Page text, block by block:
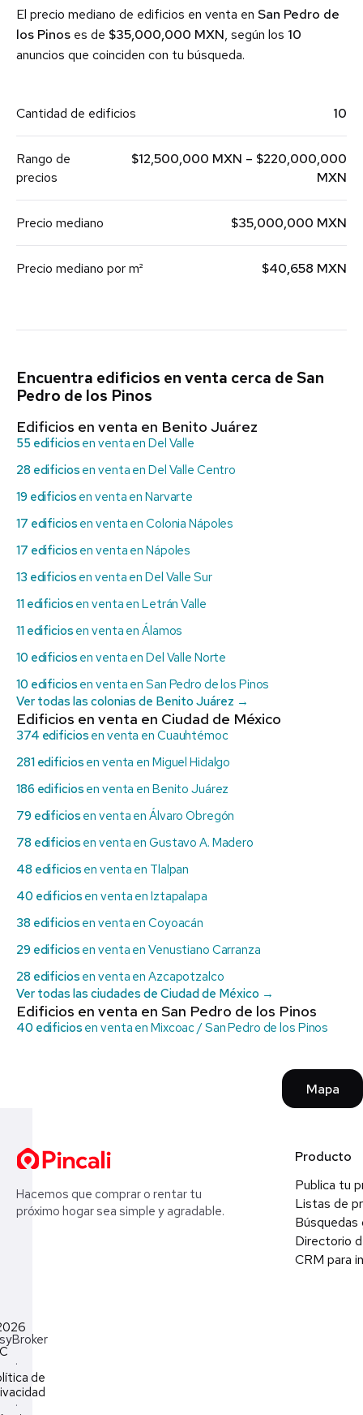
El precio mediano de edificios en venta en San Pedro de
los Pinos es de $35,000,000 MXN, según los 10
anuncios que coinciden con tu búsqueda.
Cantidad de edificios 10
Rango de
precios
$12,500,000 MXN – $220,000,000
MXN
Precio mediano $35,000,000 MXN
Precio mediano por m² $40,658 MXN
Encuentra edificios en venta cerca de San
Pedro de los Pinos
Edificios en venta en Benito Juárez
55 edificios en venta en Del Valle
28 edificios en venta en Del Valle Centro
19 edificios en venta en Narvarte
17 edificios en venta en Colonia Nápoles
17 edificios en venta en Nápoles
13 edificios en venta en Del Valle Sur
11 edificios en venta en Letrán Valle
11 edificios en venta en Álamos
10 edificios en venta en Del Valle Norte
10 edificios en venta en San Pedro de los Pinos
Ver todas las colonias de Benito Juárez →
Edificios en venta en Ciudad de México
374 edificios en venta en Cuauhtémoc
281 edificios en venta en Miguel Hidalgo
186 edificios en venta en Benito Juárez
79 edificios en venta en Álvaro Obregón
78 edificios en venta en Gustavo A. Madero
48 edificios en venta en Tlalpan
40 edificios en venta en Iztapalapa
38 edificios en venta en Coyoacán
29 edificios en venta en Venustiano Carranza
28 edificios en venta en Azcapotzalco
Ver todas las ciudades de Ciudad de México →
Edificios en venta en San Pedro de los Pinos
40 edificios en venta en Mixcoac / San Pedro de los Pinos
Mapa
Hacemos que comprar o rentar tu
próximo hogar sea simple y agradable.
Producto
Publica tu
Listas de
Búsquedas
Directorio
CRM para
·
de
·